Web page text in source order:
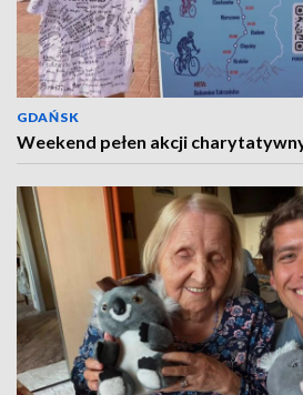
GDAŃSK
Weekend pełen akcji